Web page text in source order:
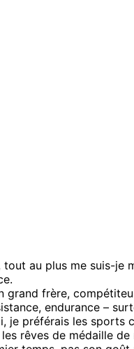
au plus me suis-je
grand frère,
endurance –
je préférais les sports
rêves de médaille